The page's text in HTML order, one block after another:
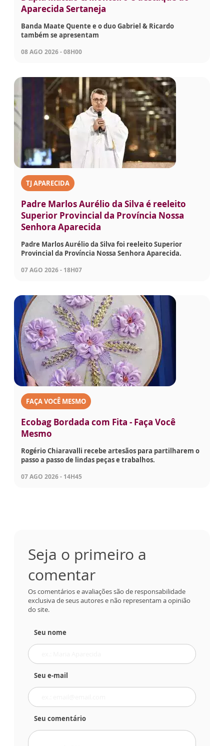
Aparecida Sertaneja
Banda Maate Quente e o duo Gabriel & Ricardo
também se apresentam
08 AGO 2026 - 08H00
TJ APARECIDA
Padre Marlos Aurélio da Silva é reeleito
Superior Provincial da Província Nossa
Senhora Aparecida
Padre Marlos Aurélio da Silva foi reeleito Superior
Provincial da Província Nossa Senhora Aparecida.
07 AGO 2026 - 18H07
FAÇA VOCÊ MESMO
Ecobag Bordada com Fita - Faça Você
Mesmo
Rogério Chiaravalli recebe artesãos para partilharem o
passo a passo de lindas peças e trabalhos.
07 AGO 2026 - 14H45
Seja o primeiro a
comentar
Os comentários e avaliações são de responsabilidade
exclusiva de seus autores e não representam a opinião
do site.
Seu nome
Seu e-mail
Seu comentário